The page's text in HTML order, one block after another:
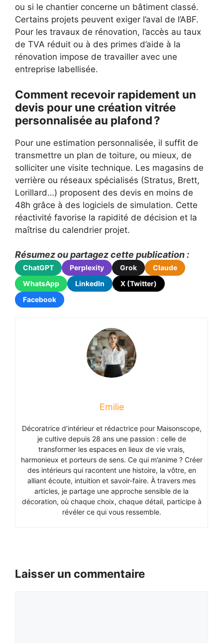
ou si le chantier concerne un bâtiment classé.
Certains projets peuvent exiger l’aval de l’ABF.
Pour les travaux de rénovation, l’accès au taux
de TVA réduit ou à des primes d’aide à la
rénovation impose de travailler avec une
entreprise labellisée.
Comment recevoir rapidement un
devis pour une création vitrée
personnalisée au plafond ?
Pour une estimation personnalisée, il suffit de
transmettre un plan de toiture, ou mieux, de
solliciter une visite technique. Les magasins de
verrière ou réseaux spécialisés (Stratus, Brett,
Lorillard…) proposent des devis en moins de
48h grâce à des logiciels de simulation. Cette
réactivité favorise la rapidité de décision et la
maîtrise du calendrier projet.
Résumez ou partagez cette publication :
ChatGPT Perplexity Grok
Claude
WhatsApp
LinkedIn
X (Twitter)
Facebook
Emilie
Décoratrice d’intérieur et rédactrice pour Maisonscope,
je cultive depuis 28 ans une passion : celle de
transformer les espaces en lieux de vie vrais,
harmonieux et porteurs de sens. Ce qui m’anime ? Créer
des intérieurs qui racontent une histoire, la vôtre, en
alliant écoute, intuition et savoir-faire. À travers mes
articles, je partage une approche sensible de la
décoration, où chaque choix, chaque détail, participe à
révéler ce qui vous ressemble.
Laisser un commentaire